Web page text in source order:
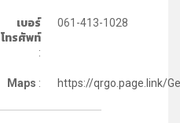
เบอร์
โทรศัพท์
:
061-413-1028
Maps : https://qrgo.page.link/